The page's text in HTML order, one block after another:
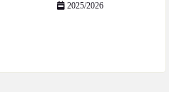
2025/2026